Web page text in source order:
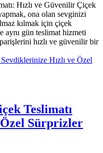
Hızlı ve Güvenilir Çiçek
ona olan sevginizi
kılmak için çiçek
gün teslimat hizmeti
hızlı ve güvenilir bir
Hızlı ve Özel
Teslimatı
Özel Sürprizler